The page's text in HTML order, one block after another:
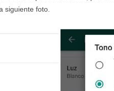
siguiente foto.